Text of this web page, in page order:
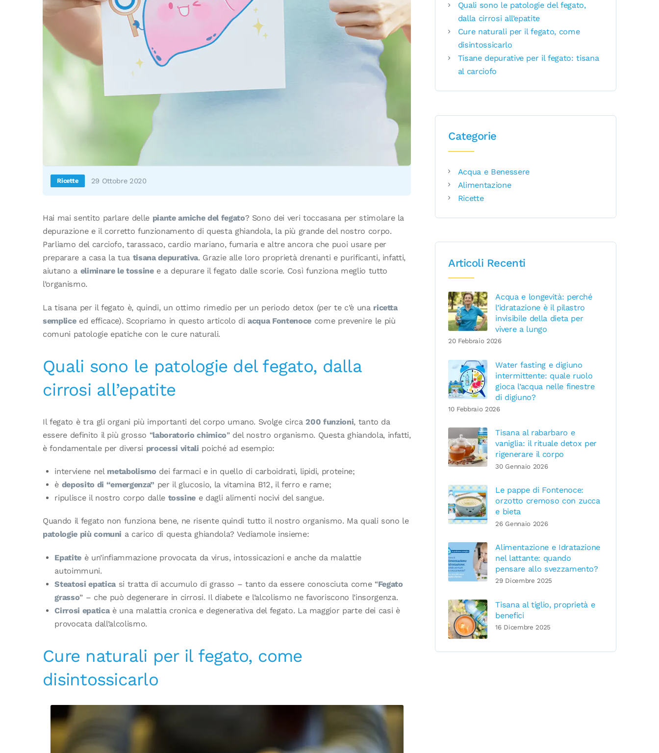
Ricette 29 Ottobre 2020
Hai mai sentito parlare delle piante amiche del fegato? Sono dei veri toccasana per stimolare la
depurazione e il corretto funzionamento di questa ghiandola, la più grande del nostro corpo.
Parliamo del carciofo, tarassaco, cardio mariano, fumaria e altre ancora che puoi usare per
preparare a casa la tua tisana depurativa. Grazie alle loro proprietà drenanti e purificanti, infatti,
aiutano a eliminare le tossinee a depurare il fegato dalle scorie. Così funziona meglio tutto
l’organismo.
La tisana per il fegato è, quindi, un ottimo rimedio per un periodo detox (per te c’è una ricetta
sempliceed efficace). Scopriamo in questo articolo diacqua Fontenoce come prevenire le più
comuni patologie epatiche con le cure naturali.
Quali sono le patologie del fegato, dalla
cirrosi all’epatite
Il fegato è tra gli organi più importanti del corpo umano. Svolge circa200 funzioni, tanto da
essere definito il più grosso “laboratorio chimico” del nostro organismo. Questa ghiandola, infatti,
è fondamentale per diversi processi vitali poiché ad esempio:
interviene nel metabolismo dei farmaci e in quello di carboidrati, lipidi, proteine;
è deposito di “emergenza” per il glucosio, la vitamina B12, il ferro e rame;
ripulisce il nostro corpo dalle tossine e dagli alimenti nocivi del sangue.
Quando il fegato non funziona bene, ne risente quindi tutto il nostro organismo. Ma quali sono le
patologie più comuni a carico di questa ghiandola? Vediamole insieme:
Epatite è un’infiammazione provocata da virus, intossicazioni e anche da malattie
autoimmuni.
Steatosi epaticasi tratta di accumulo di grasso – tanto da essere conosciuta come “Fegato
grasso” – che può degenerare in cirrosi. Il diabete e l’alcolismo ne favoriscono l’insorgenza.
Cirrosi epaticaè una malattia cronica e degenerativa del fegato. La maggior parte dei casi è
provocata dall’alcolismo.
Cure naturali per il fegato, come
disintossicarlo
Quali sono le patologie del fegato,
dalla cirrosi all’epatite
Cure naturali per il fegato, come
disintossicarlo
Tisane depurative per il fegato: tisana
al carciofo
Categorie
Acqua e Benessere
Alimentazione
Ricette
Articoli Recenti
Acqua e longevità: perché
l’idratazione è il pilastro
invisibile della dieta per
vivere a lungo
20 Febbraio 2026
Water fasting e digiuno
intermittente: quale ruolo
gioca l’acqua nelle finestre
di digiuno?
10 Febbraio 2026
Tisana al rabarbaro e
vaniglia: il rituale detox per
rigenerare il corpo
30 Gennaio 2026
Le pappe di Fontenoce:
orzotto cremoso con zucca
e bieta
26 Gennaio 2026
Alimentazione e Idratazione
nel lattante: quando
pensare allo svezzamento?
29 Dicembre 2025
Tisana al tiglio, proprietà e
benefici
16 Dicembre 2025